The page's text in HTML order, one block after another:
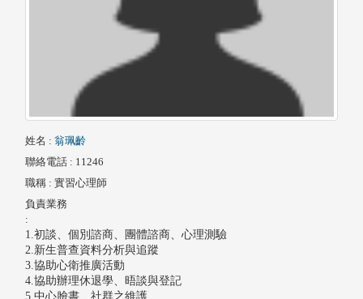
姓名 : 翁珮齡
聯絡電話 : 11246
職稱 : 實習心理師
負責業務
:
1.初談、個別諮商、團體諮商、心理測驗
2.新生普查資料分析與追蹤
3.協助心衛推廣活動
4.協助辦理休退學、晤談與登記
5.中心臉書、社群之維護